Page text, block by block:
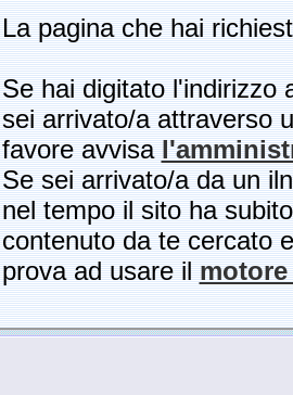
La pagina che hai
Se hai digitato l'indirizzo
sei arrivato/a attraverso
favore avvisa
Se sei arrivato/a da un
nel tempo il sito ha
contenuto da te cercato
prova ad usare il